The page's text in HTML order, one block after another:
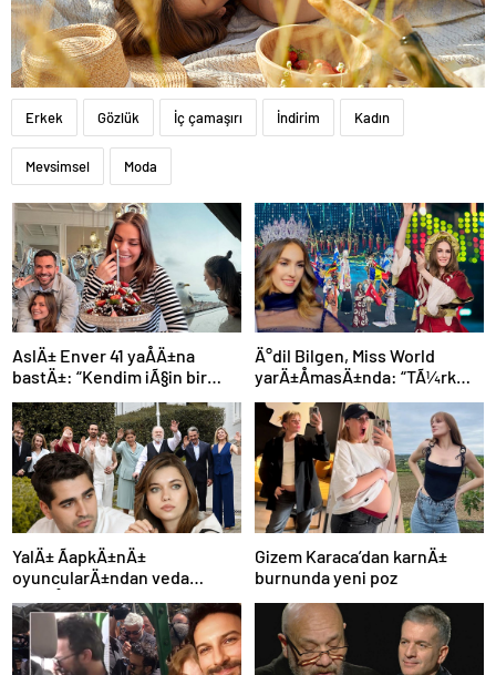
Erkek Gözlük İç çamaşırı İndirim Kadın
Mevsimsel Moda
AslÄ± Enver 41 yaÅÄ±na
bastÄ±: “Kendim iÃ§in bir
dileÄim yok”
Ä°dil Bilgen, Miss World
yarÄ±ÅmasÄ±nda: “TÃ¼rk
bayraÄÄ±nÄ±
dalgalandÄ±rmak Ã§ok
Ã¶zeldi”
YalÄ± ÃapkÄ±nÄ±
oyuncularÄ±ndan veda
paylaÅÄ±mlarÄ±
Gizem Karaca’dan karnÄ±
burnunda yeni poz